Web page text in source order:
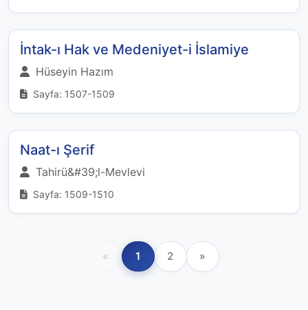
İntak-ı Hak ve Medeniyet-i İslamiye
Hüseyin Hazım
Sayfa: 1507-1509
Naat-ı Şerif
Tahirü&#39;l-Mevlevi
Sayfa: 1509-1510
« 1 2 »